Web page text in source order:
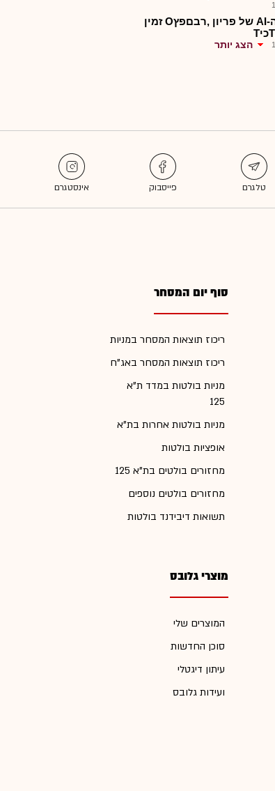
פריון - סוכן ה-AI של פריון ,רבםפץO זמין
הצג יותר
סוף יום המסחר
ריכוז תוצאות המסחר במניות
ריכוז תוצאות המסחר באג"ח
מניות בולטות במדד ת"א
125
מניות בולטות אחרות בת"א
אופציות בולטות
מחזורים בולטים בת"א 125
מחזורים בולטים נוספים
תשואות דיבידנד בולטות
מוצרי גלובס
המוצרים שלי
סוכן החדשות
עיתון דיגטלי
ועידות גלובס